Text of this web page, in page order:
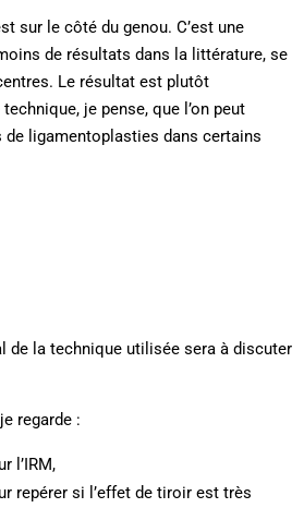
sur le côté du genou. C’est une
de résultats dans la littérature, se
Le résultat est plutôt
je pense, que l’on peut
ligamentoplasties dans certains
de la technique utilisée sera à discuter
regarde :
l’IRM,
repérer si l’effet de tiroir est très